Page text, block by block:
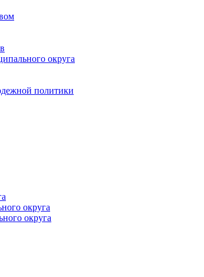
округа
политики
округа
округа